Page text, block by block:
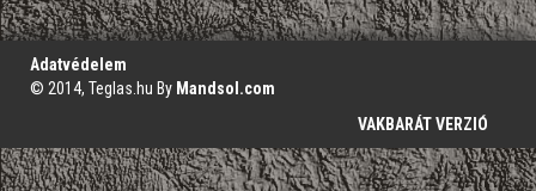
';
Adatvédelem
© 2014, Teglas.hu By Mandsol.com
VAKBARÁT VERZIÓ